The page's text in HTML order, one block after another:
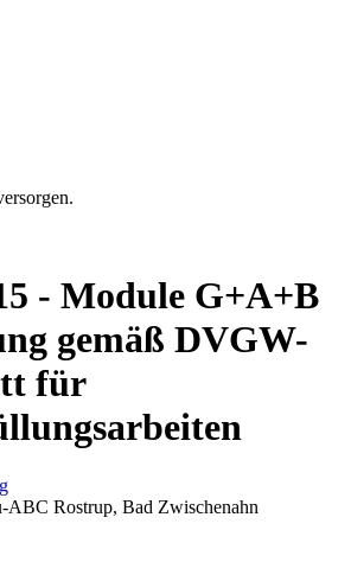
- Module G+A+B
gemäß DVGW-
für
ABC Rostrup, Bad Zwischenahn